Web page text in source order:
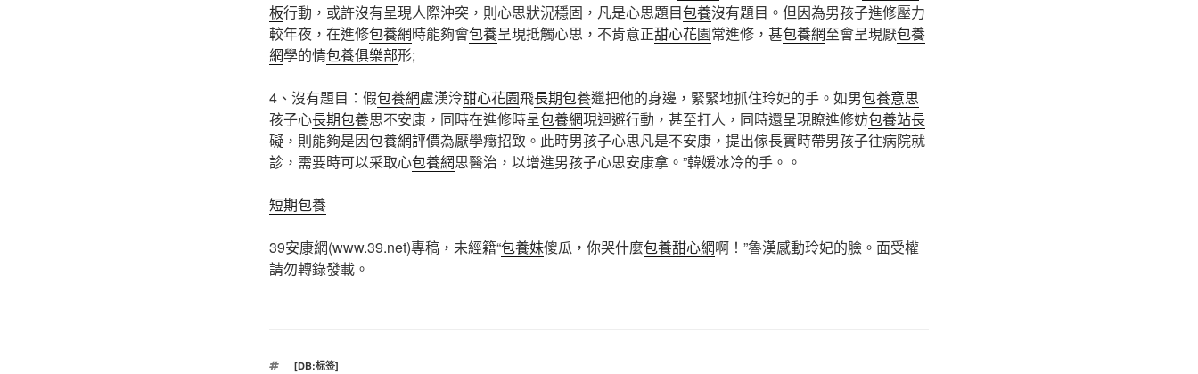
板行動，或許沒有呈現人際沖突，則心思狀況穩固，凡是心思題目包養沒有題目。但因為男孩子進修壓力
較年夜，在進修包養網時能夠會包養呈現抵觸心思，不肯意正甜心花園常進修，甚包養網至會呈現厭包養
網學的情包養俱樂部形;
4、沒有題目：假包養網盧漢泠甜心花園飛長期包養邋把他的身邊，緊緊地抓住玲妃的手。如男包養意思
孩子心長期包養思不安康，同時在進修時呈包養網現迴避行動，甚至打人，同時還呈現瞭進修妨包養站長
礙，則能夠是因包養網評價為厭學癥招致。此時男孩子心思凡是不安康，提出傢長實時帶男孩子往病院就
診，需要時可以采取心包養網思醫治，以增進男孩子心思安康拿。”韓媛冰冷的手。。
短期包養
39安康網(www.39.net)專稿，未經籍“包養妹傻瓜，你哭什麼包養甜心網啊！”魯漢感動玲妃的臉。面受權
請勿轉錄發載。
標
[DB:标签]